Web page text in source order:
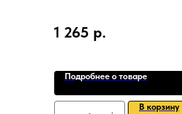
1 265 р.
Подробнее о товаре
В корзину